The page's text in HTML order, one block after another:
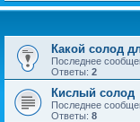
Какой солод
Последнее
Ответы: 2
Кислый солод
Последнее
Ответы: 8